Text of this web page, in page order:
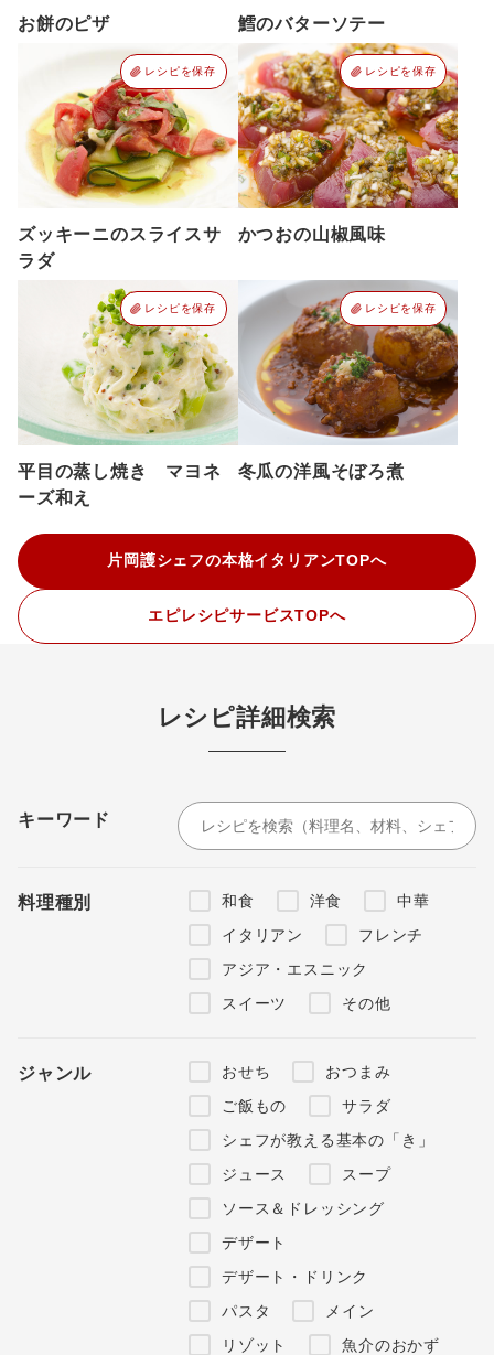
お餅のピザ 鱈のバターソテー
レシピを保存
ズッキーニのスライスサ
ラダ
レシピを保存
かつおの山椒風味
レシピを保存
平目の蒸し焼き マヨネ
ーズ和え
レシピを保存
冬瓜の洋風そぼろ煮
片岡護シェフの本格イタリアンTOPへ
エピレシピサービスTOPへ
レシピ詳細検索
キーワード
料理種別 和食 洋食
中華
イタリアン
フレンチ
アジア・エスニック
スイーツ
その他
ジャンル おせち
おつまみ
ご飯もの
サラダ
シェフが教える基本の「き」
ジュース
スープ
ソース＆ドレッシング
デザート
デザート・ドリンク
パスタ
メイン
リゾット
魚介のおかず